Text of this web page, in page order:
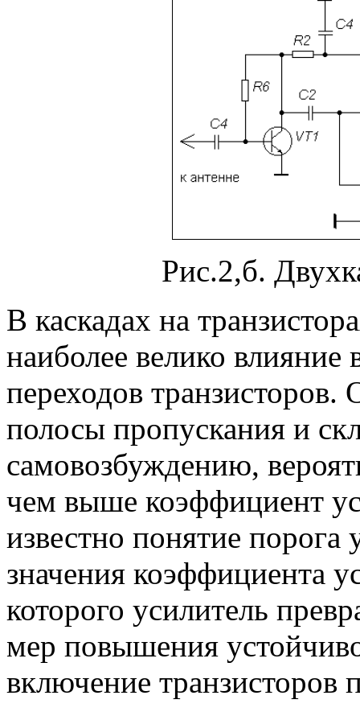
Рис.2,б.
В каскадах на
наиболее велико влияние
переходов транзисторов.
полосы пропускания и
самовозбуждению,
чем выше коэффициент
известно понятие порога
значения коэффициента
которого усилитель
мер повышения
включение